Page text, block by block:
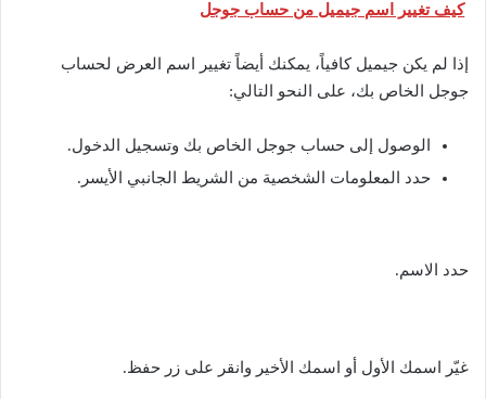
كيف تغيير اسم جيميل من حساب جوجل
إذا لم يكن جيميل كافياً، يمكنك أيضاً تغيير اسم العرض لحساب
جوجل الخاص بك، على النحو التالي:
الوصول إلى حساب جوجل الخاص بك وتسجيل الدخول.
حدد المعلومات الشخصية من الشريط الجانبي الأيسر.
حدد الاسم.
غيّر اسمك الأول أو اسمك الأخير وانقر على زر حفظ.